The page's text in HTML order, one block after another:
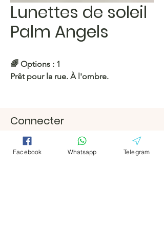
Lunettes de soleil
Palm Angels
🌈 Options : 1
Prêt pour la rue. À l'ombre.
Magasin Hacoo
https://c.hacoo.pl/2eg7RJ
Connecter
Facebook
Télégramm
Facebook
Télégramm
Facebook Whatsapp Telegram